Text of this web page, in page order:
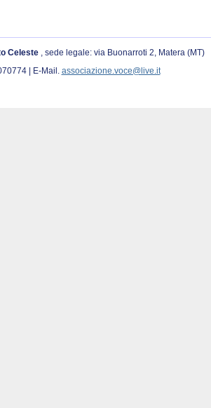
Celeste , sede legale: via Buonarroti 2, Matera (MT)
| E-Mail. associazione.voce@live.it